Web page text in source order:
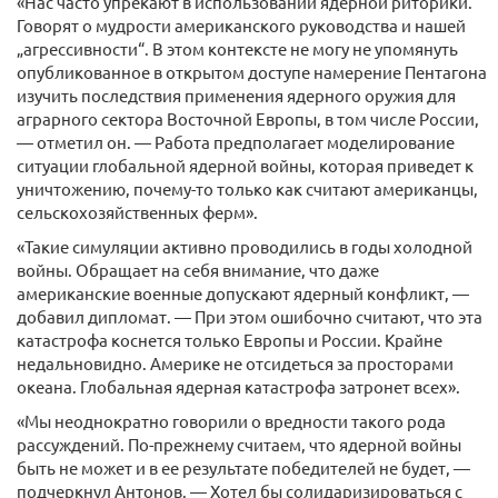
Говорят о мудрости американского руководства и нашей
„агрессивности“. В этом контексте не могу не упомянуть
опубликованное в открытом доступе намерение Пентагона
изучить последствия применения ядерного оружия для
аграрного сектора Восточной Европы, в том числе России,
— отметил он. — Работа предполагает моделирование
ситуации глобальной ядерной войны, которая приведет к
уничтожению, почему-то только как считают американцы,
сельскохозяйственных ферм».
«Такие симуляции активно проводились в годы холодной
войны. Обращает на себя внимание, что даже
американские военные допускают ядерный конфликт, —
добавил дипломат. — При этом ошибочно считают, что эта
катастрофа коснется только Европы и России. Крайне
недальновидно. Америке не отсидеться за просторами
океана. Глобальная ядерная катастрофа затронет всех».
«Мы неоднократно говорили о вредности такого рода
рассуждений. По-прежнему считаем, что ядерной войны
быть не может и в ее результате победителей не будет, —
подчеркнул Антонов. — Хотел бы солидаризироваться с